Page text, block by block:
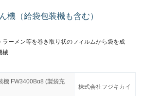
機（給袋包装機も含む）
ーメン等を巻き取り状のフィルムから袋を成
械
機 FW3400Bα8 (製袋充
株式会社フジキカイ